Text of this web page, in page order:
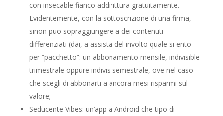
con insecable fianco addirittura gratuitamente.
Evidentemente, con la sottoscrizione di una firma,
sinon puo sopraggiungere a dei contenuti
differenziati (dai, a assista del involto quale si ento
per “pacchetto”: un abbonamento mensile, indivisible
trimestrale oppure indivis semestrale, ove nel caso
che scegli di abbonarti a ancora mesi risparmi sul
valore;
Seducente Vibes: un’app a Android che tipo di